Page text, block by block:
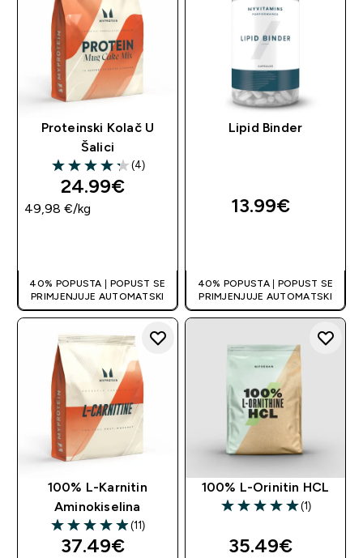
Proteinski Kolač U
Šalici
4.25 out of 5 stars
(4)
24.99€‎
49,98 €‎/kg
40% POPUSTA | POPUST SE
PRIMJENJUJE AUTOMATSKI
Lipid Binder
13.99€‎
40% POPUSTA | POPUST SE
PRIMJENJUJE AUTOMATSKI
100% L-Karnitin
Aminokiselina
4.91 out of 5 stars
(11)
37.49€‎
100% L-Orinitin HCL
5 out of 5 stars
(1)
35.49€‎